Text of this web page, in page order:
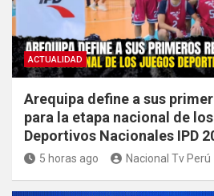
ACTUALIDAD
Arequipa define a sus
para la etapa nacional de
Deportivos Nacionales IPD
5 horas ago Nacional Tv Perú